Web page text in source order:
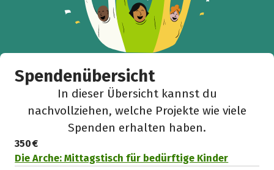
Spendenübersicht
In dieser Übersicht kannst du
nachvollziehen, welche Projekte wie viele
Spenden erhalten haben.
350 €
Die Arche: Mittagstisch für bedürftige Kinder